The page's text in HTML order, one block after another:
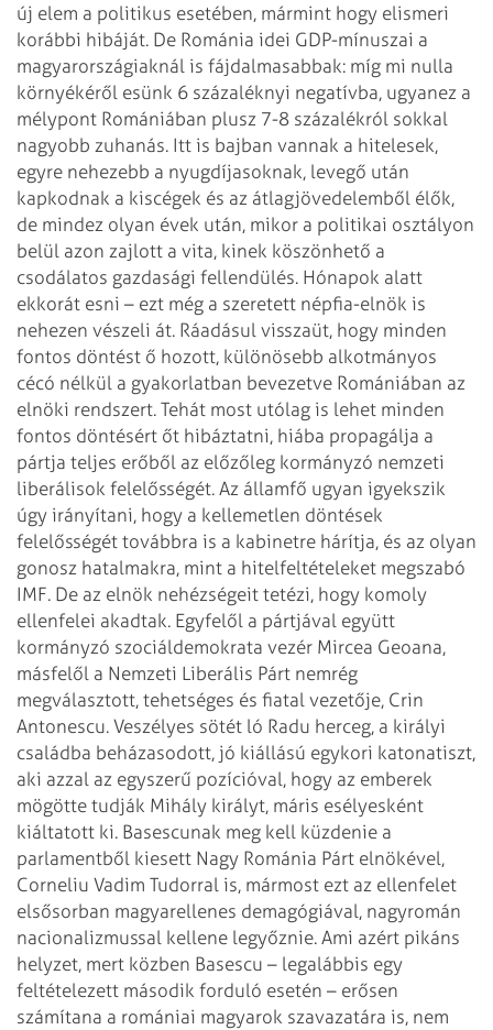
új elem a politikus esetében, mármint hogy elismeri
korábbi hibáját. De Románia idei GDP-mínuszai a
magyarországiaknál is fájdalmasabbak: míg mi nulla
környékéről esünk 6 százaléknyi negatívba, ugyanez a
mélypont Romániában plusz 7-8 százalékról sokkal
nagyobb zuhanás. Itt is bajban vannak a hitelesek,
egyre nehezebb a nyugdíjasoknak, levegő után
kapkodnak a kiscégek és az átlagjövedelemből élők,
de mindez olyan évek után, mikor a politikai osztályon
belül azon zajlott a vita, kinek köszönhető a
csodálatos gazdasági fellendülés. Hónapok alatt
ekkorát esni – ezt még a szeretett népfia-elnök is
nehezen vészeli át. Ráadásul visszaüt, hogy minden
fontos döntést ő hozott, különösebb alkotmányos
cécó nélkül a gyakorlatban bevezetve Romániában az
elnöki rendszert. Tehát most utólag is lehet minden
fontos döntésért őt hibáztatni, hiába propagálja a
pártja teljes erőből az előzőleg kormányzó nemzeti
liberálisok felelősségét. Az államfő ugyan igyekszik
úgy irányítani, hogy a kellemetlen döntések
felelősségét továbbra is a kabinetre hárítja, és az olyan
gonosz hatalmakra, mint a hitelfeltételeket megszabó
IMF. De az elnök nehézségeit tetézi, hogy komoly
ellenfelei akadtak. Egyfelől a pártjával együtt
kormányzó szociáldemokrata vezér Mircea Geoana,
másfelől a Nemzeti Liberális Párt nemrég
megválasztott, tehetséges és fiatal vezetője, Crin
Antonescu. Veszélyes sötét ló Radu herceg, a királyi
családba beházasodott, jó kiállású egykori katonatiszt,
aki azzal az egyszerű pozícióval, hogy az emberek
mögötte tudják Mihály királyt, máris esélyesként
kiáltatott ki. Basescunak meg kell küzdenie a
parlamentből kiesett Nagy Románia Párt elnökével,
Corneliu Vadim Tudorral is, mármost ezt az ellenfelet
elsősorban magyarellenes demagógiával, nagyromán
nacionalizmussal kellene legyőznie. Ami azért pikáns
helyzet, mert közben Basescu – legalábbis egy
feltételezett második forduló esetén – erősen
számítana a romániai magyarok szavazatára is, nem